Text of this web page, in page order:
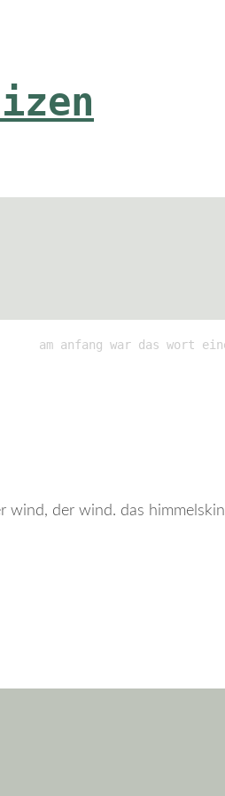
am anfang war das wort
wind, der wind. das